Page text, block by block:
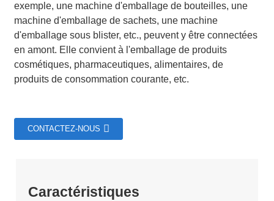
exemple, une machine d'emballage de bouteilles, une
machine d'emballage de sachets, une machine
d'emballage sous blister, etc., peuvent y être connectées
en amont. Elle convient à l'emballage de produits
cosmétiques, pharmaceutiques, alimentaires, de
produits de consommation courante, etc.
CONTACTEZ-NOUS
Caractéristiques